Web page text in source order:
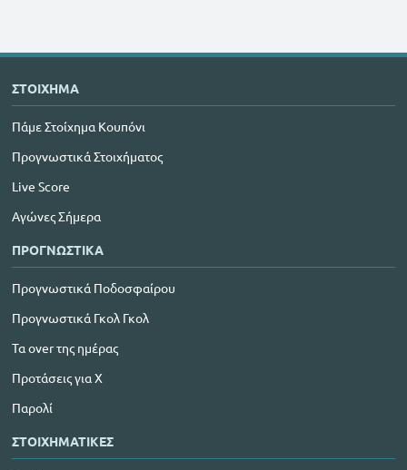
ΣΤΟΙΧΗΜΑ
Πάμε Στοίχημα Κουπόνι
Προγνωστικά Στοιχήματος
Live Score
Αγώνες Σήμερα
ΠΡΟΓΝΩΣΤΙΚΑ
Προγνωστικά Ποδοσφαίρου
Προγνωστικά Γκολ Γκολ
Τα over της ημέρας
Προτάσεις για Χ
Παρολί
ΣΤΟΙΧΗΜΑΤΙΚΕΣ